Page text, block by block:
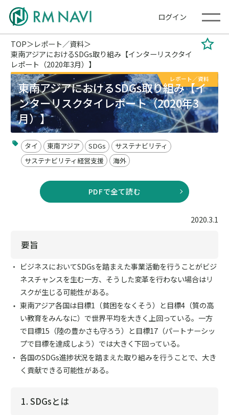
ログイン
TOP
レポート／資料
東南アジアにおけるSDGs取り組み【インターリスクタイ
レポート（2020年3月）】
レポート／資料
東南アジアにおけるSDGs取り組み【イ
ンターリスクタイレポート（2020年3
月）】
タイ 東南アジア SDGs
サステナビリティ
サステナビリティ経営支援
海外
PDFで全て読む
2020.3.1
要旨
ビジネスにおいてSDGsを踏まえた事業活動を行うことがビジ
ネスチャンスを生む一方、そうした変革を行わない場合はリ
スクが生じる可能性がある。
東南アジア各国は目標1（貧困をなくそう）と目標4（質の高
い教育をみんなに）で世界平均を大きく上回っている。一方
で目標15（陸の豊かさも守ろう）と目標17（パートナーシッ
プで目標を達成しよう）では大きく下回っている。
各国のSDGs進捗状況を踏まえた取り組みを行うことで、大き
く貢献できる可能性がある。
1. SDGsとは